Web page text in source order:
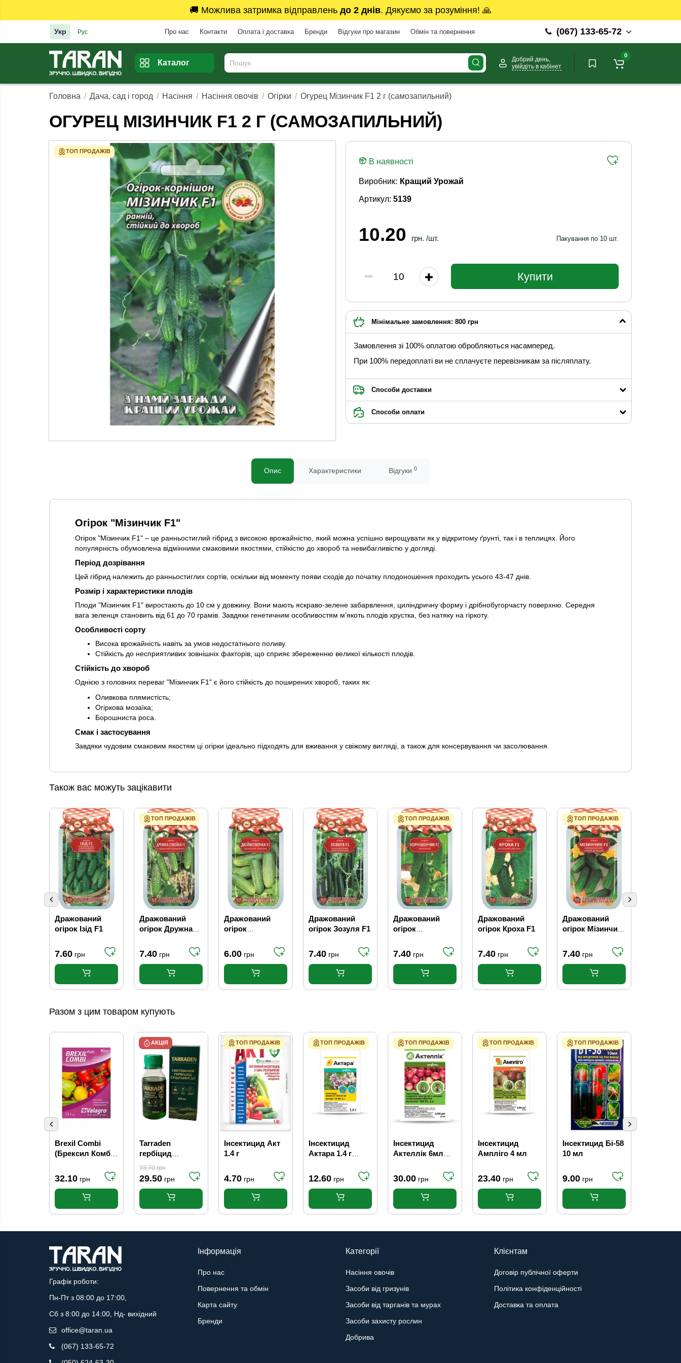
🚚 Можлива затримка відправлень до 2 днів. Дякуємо за розуміння! 🙏
Укр Рус Про нас Контакти Оплата і доставка Бренди Відгуки про магазин Обмін та повернення (067) 133-65-72
Каталог
Добрий день,
увійдіть в кабінет
0
Головна Дача, сад і город Насіння Насіння овочів Огірки Огурец Мізинчик F1 2 г (самозапильний)
ОГУРЕЦ МІЗИНЧИК F1 2 Г (САМОЗАПИЛЬНИЙ)
ТОП ПРОДАЖІВ
В наявності
Артикул: 5139
Виробник: Кращий Урожай
10.20 грн. /шт. Пакування по 10 шт.
Купити
Мінімальне замовлення: 800 грн
Замовлення зі 100% оплатою обробляються насамперед.
При 100% передоплаті ви не сплачуєте перевізникам за післяплату.
Способи доставки
Способи оплати
Опис Характеристики Відгуки 0
Огірок "Мізинчик F1"
Огірок "Мізинчик F1" – це ранньостиглий гібрид з високою врожайністю, який можна успішно вирощувати як у відкритому ґрунті, так і в теплицях. Його
популярність обумовлена відмінними смаковими якостями, стійкістю до хвороб та невибагливістю у догляді.
Період дозрівання
Цей гібрид належить до ранньостиглих сортів, оскільки від моменту появи сходів до початку плодоношення проходить усього 43-47 днів.
Розмір і характеристики плодів
Плоди "Мізинчик F1" виростають до 10 см у довжину. Вони мають яскраво-зелене забарвлення, циліндричну форму і дрібнобугорчасту поверхню. Середня
вага зеленця становить від 61 до 70 грамів. Завдяки генетичним особливостям м’якоть плодів хрустка, без натяку на гіркоту.
Особливості сорту
Висока врожайність навіть за умов недостатнього поливу.
Стійкість до несприятливих зовнішніх факторів, що сприяє збереженню великої кількості плодів.
Стійкість до хвороб
Однією з головних переваг "Мізинчик F1" є його стійкість до поширених хвороб, таких як:
Оливкова плямистість;
Огіркова мозаїка;
Борошниста роса.
Смак і застосування
Завдяки чудовим смаковим якостям ці огірки ідеально підходять для вживання у свіжому вигляді, а також для консервування чи засолювання.
Також вас можуть зацікавити
Дражований
огірок Ізід F1
7.60 грн
ТОП ПРОДАЖІВ
Дражований
огірок Дружна
самозапильний
7.40 грн
Дражований
огірок
самозапильний
6.00 грн
Дражований
огірок Зозуля F1
7.40 грн
ТОП ПРОДАЖІВ
Дражований
огірок
7.40 грн
Дражований
огірок Кроха F1
7.40 грн
ТОП ПРОДАЖІВ
Дражований
огірок Мізинчик
самозапильний
7.40 грн
Разом з цим товаром купують
Brexil Combi
(Брексил Комбі)
хелатній формі
15 г Valagro
32.10 грн
АКЦІЯ
Tarraden
гербіцид
суцільної дії 100
мл (50шт/ящ)
33.70грн
29.50 грн
ТОП ПРОДАЖІВ
Інсектицид Акт
1.4 г
4.70 грн
ТОП ПРОДАЖІВ
Інсектицид
Актара 1.4 г
12.60 грн
ТОП ПРОДАЖІВ
Інсектицид
Актеллік 6мл
30.00 грн
ТОП ПРОДАЖІВ
Інсектицид
Ампліго 4 мл
23.40 грн
ТОП ПРОДАЖІВ
Інсектицид Бі-58
10 мл
9.00 грн
Графік роботи:
Пн-Пт з 08:00 до 17:00,
Сб з 8:00 до 14:00, Нд- вихідний
office@taran.ua
(067) 133-65-72
Інформація
Про нас
Повернення та обмін
Карта сайту
Бренди
Категорії
Насіння овочів
Засоби від гризунів
Засоби від тарганів та мурах
Засоби захисту рослин
Добрива
Клієнтам
Договір публічної оферти
Політика конфіденційності
Доставка та оплата